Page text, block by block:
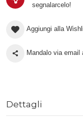
segnalarcelo!
Aggiungi alla
Mandalo via email
Dettagli